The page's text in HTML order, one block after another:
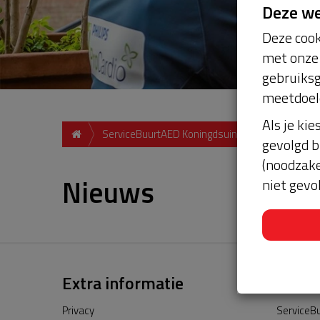
ServiceBuurtAED Koningdsuin, 1901ZV,
Nieuws
Extra informatie
Privacy
Deze
Deze
met
Als je
gevolgd
niet